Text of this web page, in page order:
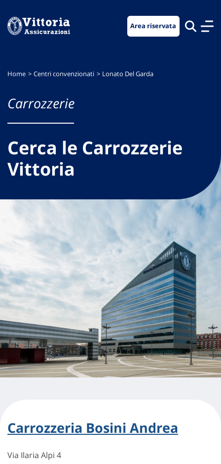
menu
contenuto
footer
Area riservata
Home Centri convenzionati Lonato Del Garda
Carrozzerie
Cerca le Carrozzerie
Vittoria
Carrozzeria Bosini Andrea
Via Ilaria Alpi 4